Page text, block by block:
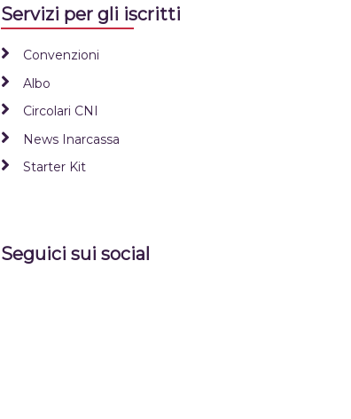
Servizi per gli iscritti
Convenzioni
Albo
Circolari CNI
News Inarcassa
Starter Kit
Seguici sui social